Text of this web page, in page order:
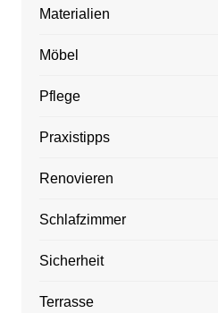
Materialien
Möbel
Pflege
Praxistipps
Renovieren
Schlafzimmer
Sicherheit
Terrasse